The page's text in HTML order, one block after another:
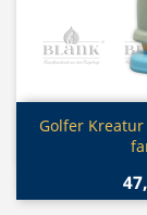

Golfer